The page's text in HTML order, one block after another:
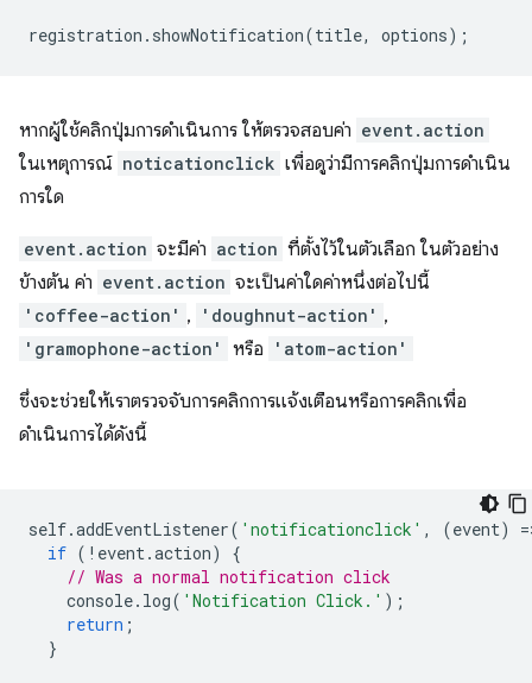
registration . showNotification(title, options);
หากผู้ใช้คลิกปุ่มการดําเนินการ ให้ตรวจสอบค่า event.action
ในเหตุการณ์ noticationclick เพื่อดูว่ามีการคลิกปุ่มการดําเนิน
การใด
event.action จะมีค่า action ที่ตั้งไว้ในตัวเลือก ในตัวอย่าง
ข้างต้น ค่า event.action จะเป็นค่าใดค่าหนึ่งต่อไปนี้
'coffee-action' , 'doughnut-action' ,
'gramophone-action' หรือ 'atom-action'
ซึ่งจะช่วยให้เราตรวจจับการคลิกการแจ้งเตือนหรือการคลิกเพื่อ
ดำเนินการได้ดังนี้
self.addEventListener( 'notificationclick' , (event) =
if ( ! event.action)
{
// Was a normal notification click
console. log( 'Notification Click.' );
return ;
}